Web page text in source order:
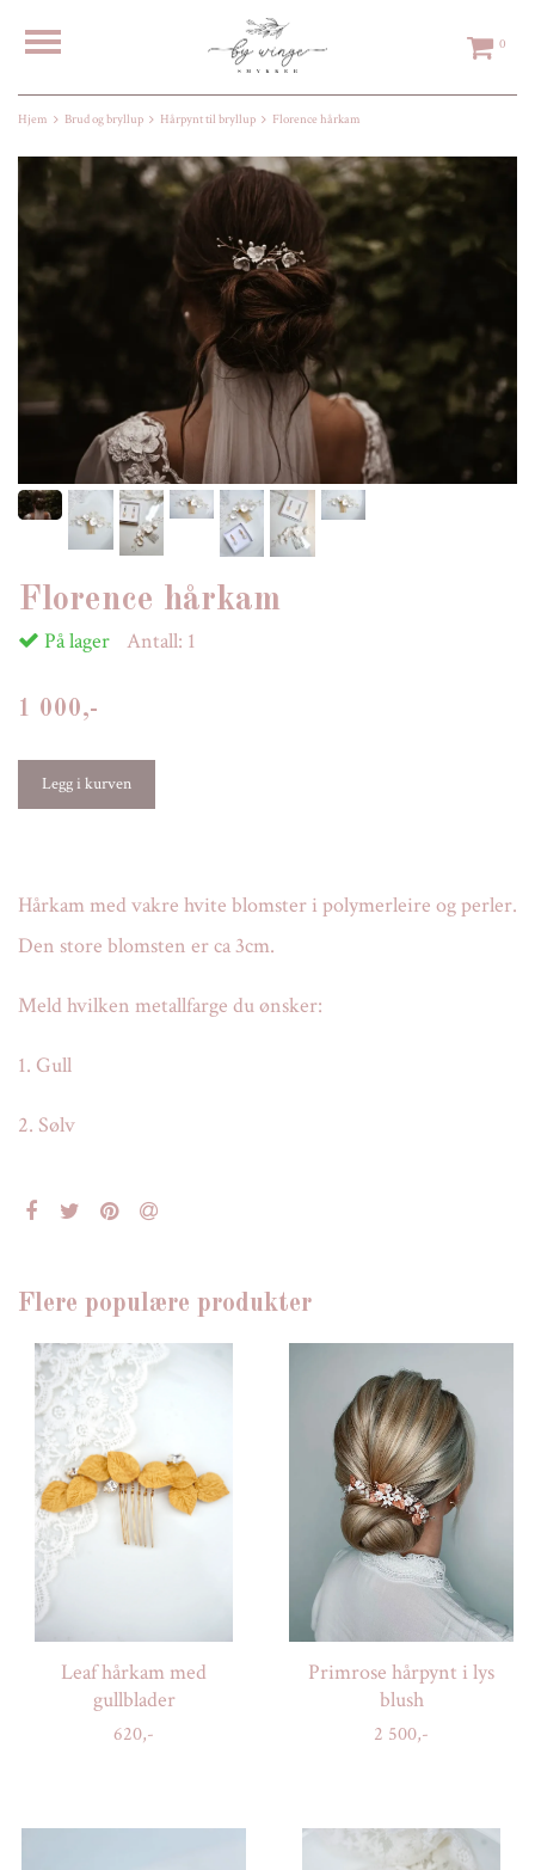
0
Hjem Brud og bryllup Hårpynt til bryllup Florence hårkam
Florence hårkam
På lager Antall: 1
1 000,-
Hårkam med vakre hvite blomster i polymerleire og perler.
Den store blomsten er ca 3cm.
Meld hvilken metallfarge du ønsker:
1. Gull
2. Sølv
Flere populære produkter
Leaf hårkam med
gullblader
620,-
Primrose hårpynt i lys
blush
2 500,-